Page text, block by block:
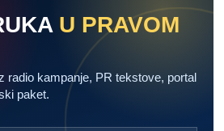
U PRAVOM
radio kampanje, PR tekstove, portal
paket.